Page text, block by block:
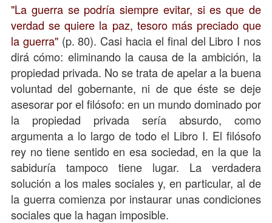
"La guerra se podría siempre evitar, si es que de
verdad se quiere la paz, tesoro más preciado que
la guerra"(p. 80). Casi hacia el final del Libro I nos
dirá cómo: eliminando la causa de la ambición, la
propiedad privada. No se trata de apelar a la buena
voluntad del gobernante, ni de que éste se deje
asesorar por el filósofo: en un mundo dominado por
la propiedad privada sería absurdo, como
argumenta a lo largo de todo el Libro I. El filósofo
rey no tiene sentido en esa sociedad, en la que la
sabiduría tampoco tiene lugar. La verdadera
solución a los males sociales y, en particular, al de
la guerra comienza por instaurar unas condiciones
sociales que la hagan imposible.